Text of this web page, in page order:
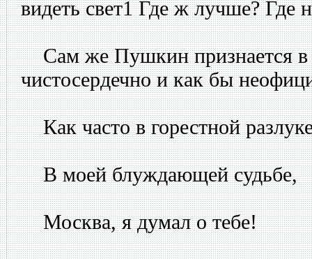
видеть свет1 Где ж лучше? Где
Сам же Пушкин признается в
чистосердечно и как бы
Как часто в горестной
В моей блуждающей судьбе,
Москва, я думал о тебе!